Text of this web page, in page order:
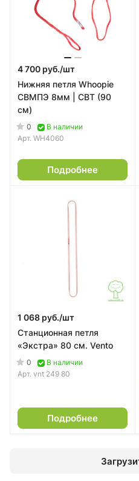
4 700 руб./шт
Нижняя петля Whoopie
СВМПЭ 8мм | СВТ (90
см)
0
В наличии
Арт. WH4060
Подробнее
1 068 руб./шт
Станционная петля
«Экстра» 80 см. Vento
0
В наличии
Арт. vnt 249 80
Подробнее